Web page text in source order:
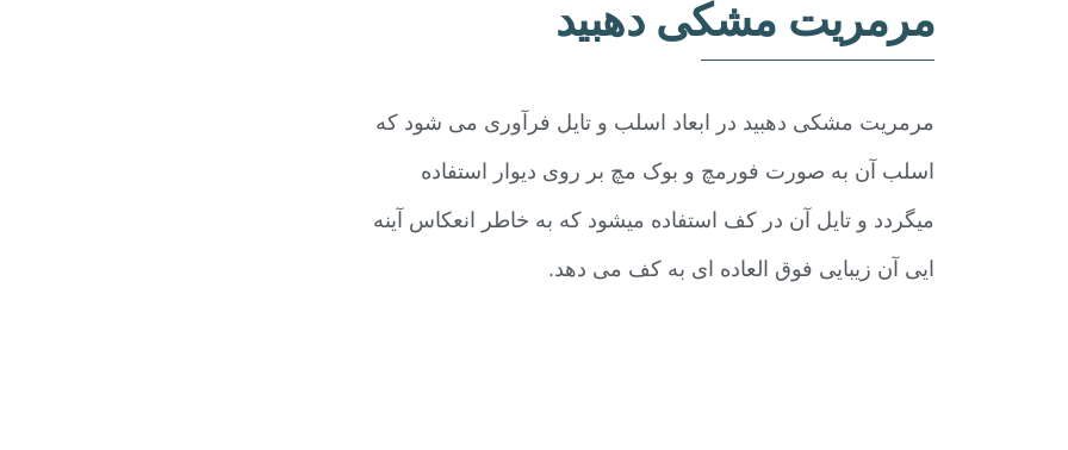
مرمریت مشکی دهبید
مرمریت مشکی دهبید در ابعاد اسلب و تایل فرآوری می شود که
اسلب آن به صورت فورمچ و بوک مچ بر روی دیوار استفاده
میگردد و تایل آن در کف استفاده میشود که به خاطر انعکاس آینه
ایی آن زیبایی فوق العاده ای به کف می دهد.